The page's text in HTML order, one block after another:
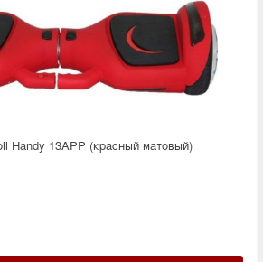
Handy 13APP (красный матовый)